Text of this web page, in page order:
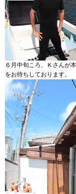
６月中旬ころ、Ｋさんが
をお待ちしております。